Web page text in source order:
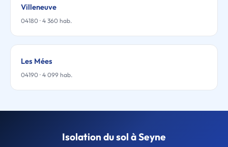
Villeneuve
04180 · 4 360 hab.
Les Mées
04190 · 4 099 hab.
Isolation du sol à Seyne